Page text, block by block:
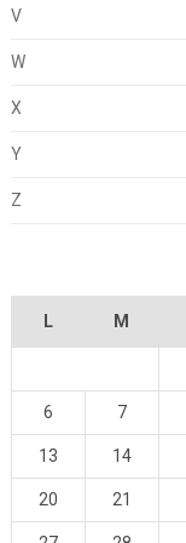
V
W
X
Y
Z
L M
6 7
13 14
20 21